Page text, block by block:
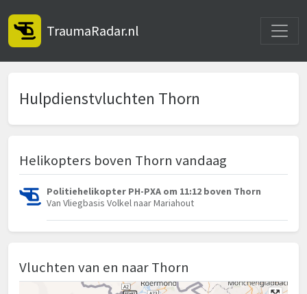
TraumaRadar.nl
Hulpdienstvluchten Thorn
Helikopters boven Thorn vandaag
Politiehelikopter PH-PXA om 11:12 boven Thorn
Van Vliegbasis Volkel naar Mariahout
Vluchten van en naar Thorn